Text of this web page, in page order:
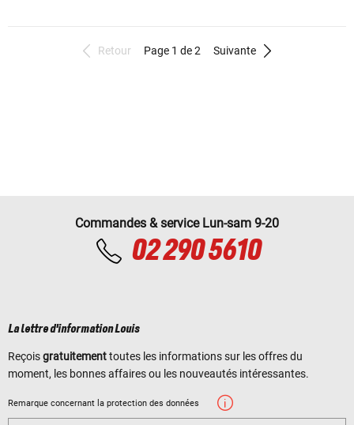
Retour Page 1 de 2 Suivante
Commandes & service Lun-sam 9-20
02 290 5610
La lettre d'information Louis
Reçoisgratuitementtoutes les informations sur les offres du
moment, les bonnes affaires ou les nouveautés intéressantes.
Remarque concernant la protection des données